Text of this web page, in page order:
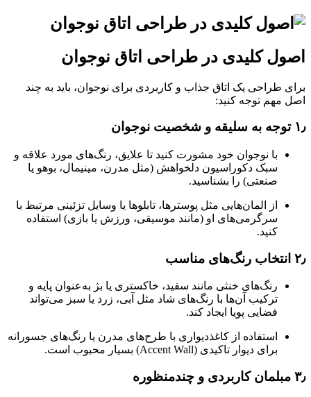
اصول کلیدی در طراحی اتاق نوجوان
برای طراحی یک اتاق جذاب و کاربردی برای نوجوان، باید به چند
اصل مهم توجه کنید:
۱٫ توجه به سلیقه و شخصیت نوجوان
با نوجوان خود مشورت کنید تا علایق، رنگ‌های مورد علاقه و
سبک دکوراسیون دلخواهش (مثل مدرن، مینیمال، بوهو یا
صنعتی) را بشناسید.
از المان‌هایی مثل پوسترها، تابلوها یا وسایل تزئینی مرتبط با
سرگرمی‌های او (مانند موسیقی، ورزش یا بازی) استفاده
کنید.
۲٫ انتخاب رنگ‌های مناسب
رنگ‌های خنثی مانند سفید، خاکستری یا بژ به‌عنوان پایه و
ترکیب آن‌ها با رنگ‌های شاد مثل آبی، زرد یا سبز می‌تواند
فضایی پویا ایجاد کند.
استفاده از کاغذدیواری با طرح‌های مدرن یا رنگ‌های جسورانه
برای دیوار تاکیدی (Accent Wall) بسیار محبوب است.
۳٫ مبلمان کاربردی و چندمنظوره